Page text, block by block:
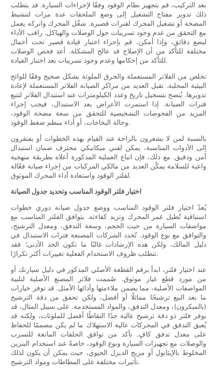
بعد التركيب، قم بتجهيز نظام الوقود وفقًا لإجراءات السيارة. قد يتطلب
ذلك تدوير مفتاح التشغيل إلى وضع الملحقات عدة مرات لتنشيط
المضخة أو تشغيل المحرك لفترات قصيرة. شغّل المحرك واتركه يعمل
مع التحقق من عدم وجود تسريبات حول الوصلات والهياكل. راقب الأداء
لبضع دقائق، وإذا أمكن، قم بإجراء اختبار قيادة قصير تحت أحمال
مختلفة للتأكد من أن الإصلاح قد عالج المشكلة. أعد فحص الوصلات
للتأكد من إحكامها وعدم وجود تسريبات بعد اختبار القيادة.
تخلص من الفلاتر المستعملة والخرق الملوثة بشكل صحيح وفقًا للوائح
البيئية المحلية. تقبل العديد من مراكز الصيانة الفلاتر المستعملة لإعادة
تدويرها. يُنصح بتسجيل تاريخ وعدد الكيلومترات عند استبدال الفلاتر لتتبع
فترات الصيانة. إذا استمرت الأعراض بعد الاستبدال، فيجب إجراء
المزيد من الفحوصات التشخيصية للتحقق من سعة مضخة الوقود،
وحالة البخاخات، أو أداء منظم ضغط الوقود.
بالنسبة لمن لا يشعرون بالراحة عند القيام بهذه الخطوات أو يفتقرون
إلى الأدوات المناسبة، يمكن لفني ميكانيكي محترف ضمان استبدال
آمن ودقيق. مع ذلك، فإن اتباع العملية المذكورة أعلاه بطريقة منهجية
واعية للسلامة يمكّن العديد من مالكي المركبات من إجراء صيانة فعّالة
لفلتر الوقود واستعادة أداء المحرك الموثوق.
اختيار فلتر الوقود المناسب وتحديد جدول الصيانة
يُعدّ اختيار فلتر الوقود المناسب ووضع جدول صيانة دوري خطوات
استباقية تُطيل عمر المحرك وتزيد كفاءته. يتوافق الفلتر المناسب مع
مواصفات السيارة من حيث الحجم، وسعة التدفق، ومعدل الترشيح،
والتوافق مع نوع الوقود. تُحدد الشركات المصنعة فترات الاستبدال في
دليل المالك، ولكن هذه الإرشادات غالبًا ما تكون الحد الأدنى؛ فقد
تتطلب ظروف الاستخدام الفعلية تغييرات أكثر تكرارًا.
عند اختيار فلتر، ابدأ برقم القطعة الأصلي المذكور في دليل سيارتك أو
من مورد قطع غيار موثوق. صُممت فلاتر المصنع الأصلية لتلبية
المواصفات الأصلية، مما يضمن ملاءمتها وأدائها الأمثل. قد توفر خيارات
ما بعد البيع ترشيحًا مماثلًا أو أفضل، ولكن تحقق من دقة الترشيح
(بالميكرون)، ومعدل التدفق، والمواد المستخدمة. على سبيل المثال، قد
يوفر فلتر ذو دقة ترشيح عالية جدًا التقاطًا أفضل للملوثات، ولكنه قد
يُعيق التدفق في المحركات عالية الاستهلاك ما لم يكن مصممًا للحفاظ
على معدل تدفق كافٍ. تأكد من توافق الحلقات المانعة للتسرب
والوصلات مع تجهيزات السيارة ونوع الوقود، خاصةً عند استخدام البنزين
المخلوط بالإيثانول أو مزيج الديزل الحيوي، حيث يمكن أن يكون لذلك
تأثيرات مختلفة على المطاطات ومواد الترشيح.